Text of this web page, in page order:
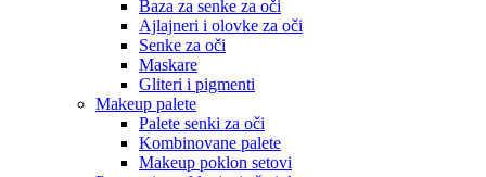
Baza za senke za oči
Ajlajneri i olovke za oči
Senke za oči
Maskare
Gliteri i pigmenti
Makeup palete
Palete senki za oči
Kombinovane palete
Makeup poklon setovi